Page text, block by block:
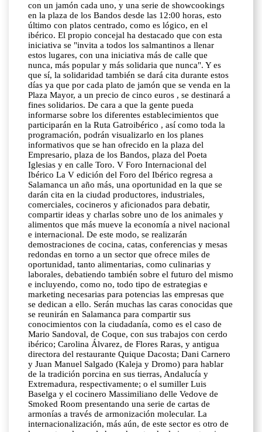
con un jamón cada uno, y una serie de showcookings
en la plaza de los Bandos desde las 12:00 horas, esto
último con platos centrado, como es lógico, en el
ibérico. El propio concejal ha destacado que con esta
iniciativa se "invita a todos los salmantinos a llenar
estos lugares, con una iniciativa más de calle que
nunca, más popular y más solidaria que nunca". Y es
que sí, la solidaridad también se dará cita durante estos
días ya que por cada plato de jamón que se venda en la
Plaza Mayor, a un precio de cinco euros , se destinará a
fines solidarios. De cara a que la gente pueda
informarse sobre los diferentes establecimientos que
participarán en la Ruta Gatroibérico , así como toda la
programación, podrán visualizarlo en los planes
informativos que se han ofrecido en la plaza del
Empresario, plaza de los Bandos, plaza del Poeta
Iglesias y en calle Toro. V Foro Internacional del
Ibérico La V edición del Foro del Ibérico regresa a
Salamanca un año más, una oportunidad en la que se
darán cita en la ciudad productores, industriales,
comerciales, cocineros y aficionados para debatir,
compartir ideas y charlas sobre uno de los animales y
alimentos que más mueve la economía a nivel nacional
e internacional. De este modo, se realizarán
demostraciones de cocina, catas, conferencias y mesas
redondas en torno a un sector que ofrece miles de
oportunidad, tanto alimentarias, como culinarias y
laborales, debatiendo también sobre el futuro del mismo
e incluyendo, como no, todo tipo de estrategias e
marketing necesarias para potencias las empresas que
se dedican a ello. Serán muchas las caras conocidas que
se reunirán en Salamanca para compartir sus
conocimientos con la ciudadanía, como es el caso de
Mario Sandoval, de Coque, con sus trabajos con cerdo
ibérico; Carolina Álvarez, de Flores Raras, y antigua
directora del restaurante Quique Dacosta; Dani Carnero
y Juan Manuel Salgado (Kaleja y Dromo) para hablar
de la tradición porcina en sus tierras, Andalucía y
Extremadura, respectivamente; o el sumiller Luis
Baselga y el cocinero Massimiliano delle Vedove de
Smoked Room presentando una serie de cartas de
armonías a través de armonización molecular. La
internacionalización, más aún, de este sector es otro de